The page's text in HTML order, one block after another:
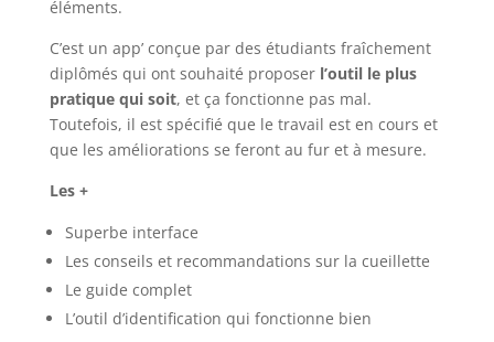
éléments.
C’est un app’ conçue par des étudiants fraîchement
diplômés qui ont souhaité proposer l’outil le plus
pratique qui soit, et ça fonctionne pas mal.
Toutefois, il est spécifié que le travail est en cours et
que les améliorations se feront au fur et à mesure.
Les +
Superbe interface
Les conseils et recommandations sur la cueillette
Le guide complet
L’outil d’identification qui fonctionne bien